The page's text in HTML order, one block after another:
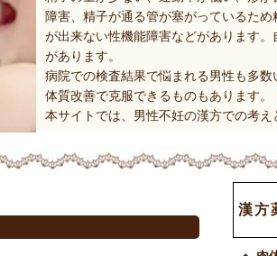
障害、精子が通る管が塞がっているた
が出来ない性機能障害などがあります
があります。
病院での検査結果で悩まれる男性も多
体質改善で克服できるものもあります。
本サイトでは、男性不妊の漢方での考え
漢方